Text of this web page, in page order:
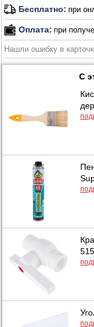
Бесплатно: при
Оплата: при
Нашли ошибку в
С